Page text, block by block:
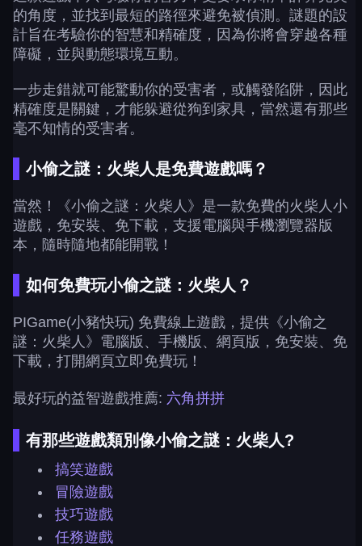
的角度，並找到最短的路徑來避免被偵測。謎題的設
計旨在考驗你的智慧和精確度，因為你將會穿越各種
障礙，並與動態環境互動。
一步走錯就可能驚動你的受害者，或觸發陷阱，因此
精確度是關鍵，才能躲避從狗到家具，當然還有那些
毫不知情的受害者。
小偷之謎：火柴人是免費遊戲嗎？
當然！《小偷之謎：火柴人》是一款免費的火柴人小
遊戲，免安裝、免下載，支援電腦與手機瀏覽器版
本，隨時隨地都能開戰！
如何免費玩小偷之謎：火柴人？
PIGame(小豬快玩) 免費線上遊戲，提供《小偷之
謎：火柴人》電腦版、手機版、網頁版，免安裝、免
下載，打開網頁立即免費玩！
最好玩的益智遊戲推薦: 六角拼拼
有那些遊戲類別像小偷之謎：火柴人?
搞笑遊戲
冒險遊戲
技巧遊戲
任務遊戲